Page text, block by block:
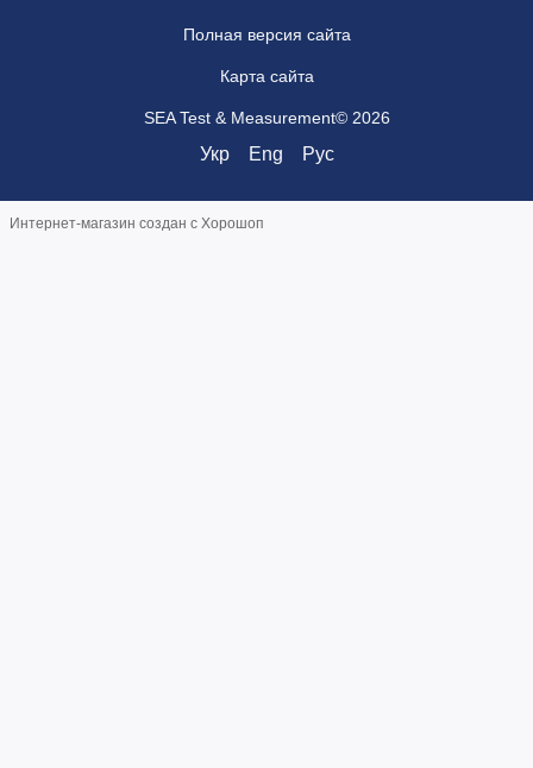
Полная версия сайта
Карта сайта
SEA Test & Measurement© 2026
Укр Eng Рус
Интернет-магазин создан с Хорошоп